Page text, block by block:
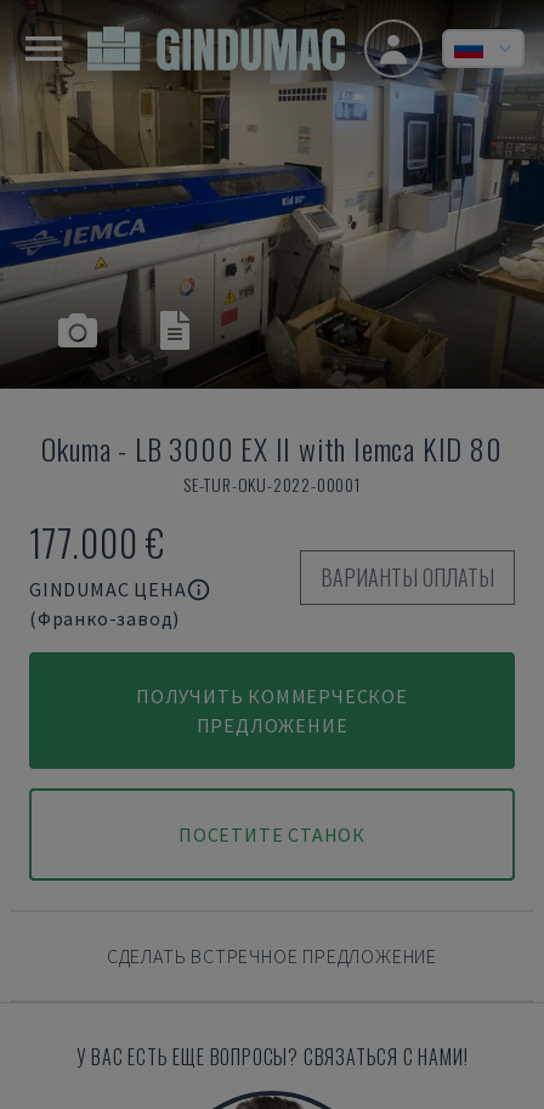
Okuma - LB 3000 EX II with Iemca KID 80
SE-TUR-OKU-2022-00001
177.000 €
GINDUMAC ЦЕНА
(Франко-завод)
ВАРИАНТЫ ОПЛАТЫ
ПОЛУЧИТЬ КОММЕРЧЕСКОЕ
ПРЕДЛОЖЕНИЕ
ПОСЕТИТЕ СТАНОК
СДЕЛАТЬ ВСТРЕЧНОЕ ПРЕДЛОЖЕНИЕ
У ВАС ЕСТЬ ЕЩЕ ВОПРОСЫ? СВЯЗАТЬСЯ С НАМИ!